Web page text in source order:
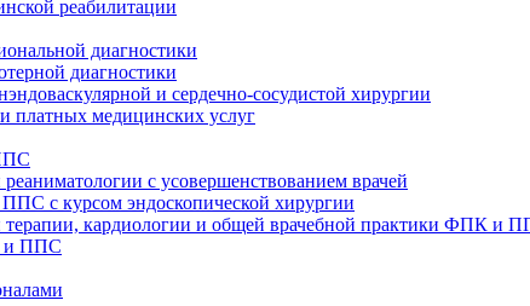
реабилитации
диагностики
диагностики
и сердечно-сосудистой хирургии
платных медицинских услуг
с усовершенствованием врачей
с курсом эндоскопической хирургии
терапии, кардиологии и общей врачебной практики ФПК и
и ППС